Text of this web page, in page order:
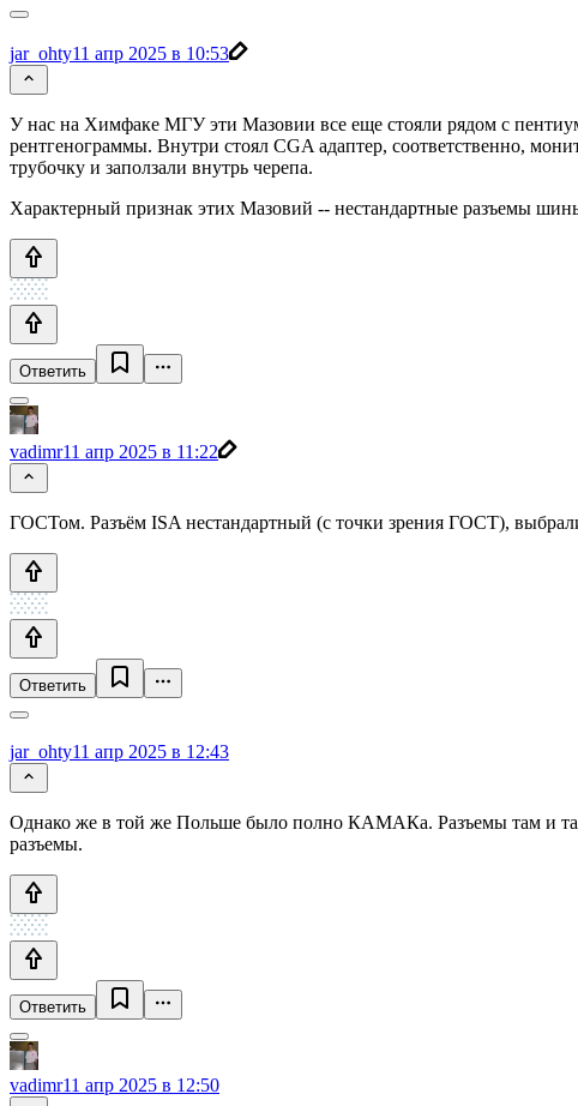
jar_ohty11 апр 2025 в 10:53
У нас на Химфаке МГУ эти Мазовии все еще стояли рядом с
рентгенограммы. Внутри стоял CGA адаптер, соответственно,
трубочку и заползали внутрь черепа.
Характерный признак этих Мазовий -- нестандартные разъемы
Ответить
vadimr11 апр 2025 в 11:22
ГОСТом. Разъём ISA нестандартный (с точки зрения ГОСТ),
Ответить
jar_ohty11 апр 2025 в 12:43
Однако же в той же Польше было полно КАМАКа. Разъемы там и
разъемы.
Ответить
vadimr11 апр 2025 в 12:50